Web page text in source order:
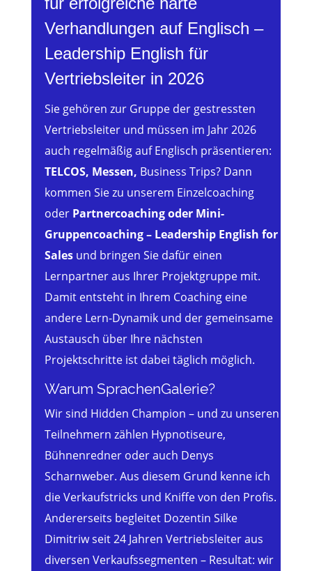
Verhandlungen auf Englisch –
Leadership English für
Vertriebsleiter in 2026
Sie gehören zur Gruppe der gestressten
Vertriebsleiter und müssen im Jahr 2026
auch regelmäßig auf Englisch präsentieren:
TELCOS, Messen, Business Trips? Dann
kommen Sie zu unserem Einzelcoaching
oder Partnercoaching oder Mini-
Gruppencoaching – Leadership English for
Salesund bringen Sie dafür einen
Lernpartner aus Ihrer Projektgruppe mit.
Damit entsteht in Ihrem Coaching eine
andere Lern-Dynamik und der gemeinsame
Austausch über Ihre nächsten
Projektschritte ist dabei täglich möglich.
Warum SprachenGalerie?
Wir sind Hidden Champion – und zu unseren
Teilnehmern zählen Hypnotiseure,
Bühnenredner oder auch Denys
Scharnweber. Aus diesem Grund kenne ich
die Verkaufstricks und Kniffe von den Profis.
Andererseits begleitet Dozentin Silke
Dimitriw seit 24 Jahren Vertriebsleiter aus
diversen Verkaufssegmenten – Resultat: wir